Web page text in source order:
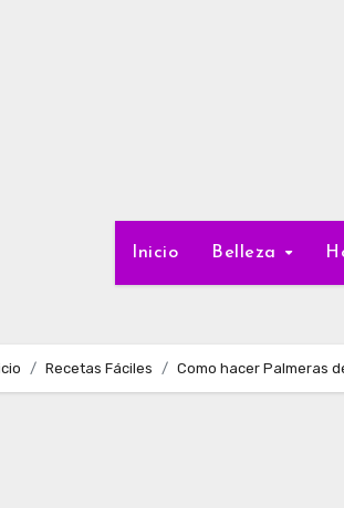
Inicio Belleza
Recetas Fáciles Como hacer Palmeras